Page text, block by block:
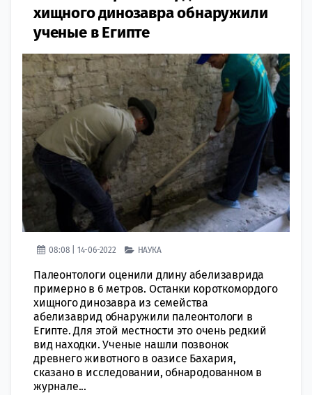
хищного динозавра обнаружили
ученые в Египте
08:08 | 14-06-2022 НАУКА
Палеонтологи оценили длину абелизаврида
примерно в 6 метров. Останки короткомордого
хищного динозавра из семейства
абелизаврид обнаружили палеонтологи в
Египте. Для этой местности это очень редкий
вид находки. Ученые нашли позвонок
древнего животного в оазисе Бахария,
сказано в исследовании, обнародованном в
журнале...